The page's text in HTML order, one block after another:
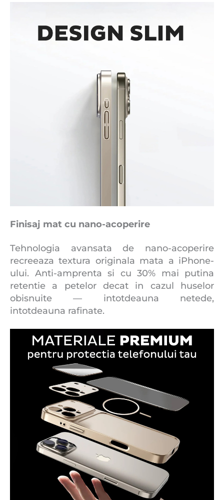
Finisaj mat cu nano-acoperire
Tehnologia avansata de nano-acoperire
recreeaza textura originala mata a iPhone-
ului. Anti-amprenta si cu 30% mai putina
retentie a petelor decat in ​​cazul huselor
obisnuite — intotdeauna netede,
intotdeauna rafinate.